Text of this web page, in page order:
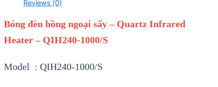
Reviews (0)
Bóng đèn hồng ngoại sấy – Quartz Infrared
Heater – QIH240-1000/S
Model : QIH240-1000/S